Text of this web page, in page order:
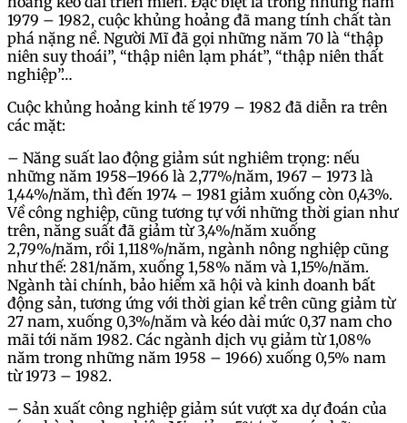
1979 – 1982, cuộc khủng hoảng đã mang tính chất tàn
phá nặng nề. Người Mĩ đã gọi những năm 70 là “thập
niên suy thoái”, “thập niên lạm phát”, “thập niên thất
nghiệp”…
Cuộc khủng hoảng kinh tế 1979 – 1982 đã diễn ra trên
các mặt:
– Năng suất lao động giảm sút nghiêm trọng: nếu
những năm 1958–1966 là 2,77%/năm, 1967 – 1973 là
1,44%/năm, thì đến 1974 – 1981 giảm xuống còn 0,43%.
Về công nghiệp, cũng tương tự với những thời gian như
trên, năng suất đã giảm từ 3,4%/năm xuống
2,79%/năm, rồi 1,118%/năm, ngành nông nghiệp cũng
như thế: 281/năm, xuống 1,58% năm và 1,15%/năm.
Ngành tài chính, bảo hiểm xã hội và kinh doanh bất
động sản, tương ứng với thời gian kể trên cũng giảm từ
27 nam, xuống 0,3%/năm và kéo dài mức 0,37 nam cho
mãi tới năm 1982. Các ngành dịch vụ giảm từ 1,08%
năm trong những năm 1958 – 1966) xuống 0,5% nam
từ 1973 – 1982.
– Sản xuất công nghiệp giảm sút vượt xa dự đoán của